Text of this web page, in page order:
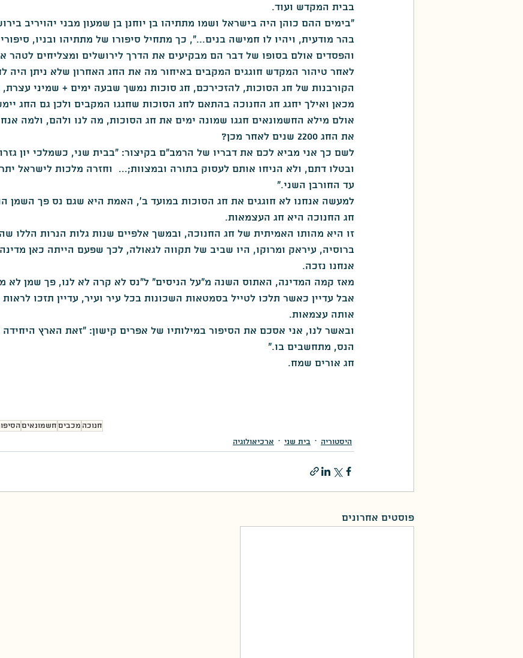
בבית המקדש ועוד.
"בימים ההם כוהן היה בישראל ושמו מתתיהו בן יוחנן בן שמעון מבני יהויריב
בהר מודעית, ויהיו לו חמישה בנים...", כך מתחיל סיפורו של מתתיהו ובניו,
והפסדים אולם בסופו של דבר הם מבקיעים את הדרך לירושלים ומצליחים לטהר
לאחר טיהור המקדש חוגגים המקבים באיחור מה את החג האחרון שלא ניתן היה
הקורבנות של חג הסוכות, להזכירכם, חג סוכות נמשך שבעה ימים + שמיני
מכאן ואילך יחגג חג החנוכה בהתאם לחג הסוכות שחגגו המקבים ולכן גם החג
אולם מילא החשמונאים חגגו שמונה ימים את חג הסוכות, מה לנו ולהם, ולמה
את החג 2200 שנים לאחר מכן?
לשם כך אני מביא לכם את דבריו של הרמב"ם בקיצור: "בבית שני, כשמלכי יון
ובטלו דתם, ולא הניחו אותם לעסוק בתורה ובמצוות;...  וחזרה מלכות לישראל
עד החורבן השני."
למעשה אנחנו לא חוגגים את חג הסוכות במועד ב', האמת היא שגם נס פך השמן
חג החנוכה היא חג העצמאות.
זו היא מהותו האמיתית של חג החנוכה, ובמשך אלפיים שנות גלות הנרות הללו
ברוסיה, עיראק ומרוקו, היו שביב של תקווה לגאולה, לכך שפעם הייתה כאן מדינה
אנחנו נזכה.
מאז קמה המדינה, האתוס השנה מ"על הניסים" ל"נס לא קרה לא לנו, פך שמן לא
אבל עדיין כאשר תלכו לטייל בסמטאות השכונות בכל עיר ועיר, עדיין תזכו לראות
אותה עצמאות.
ובאשר לנו, אני אסכם את הסיפור במילותיו של אפרים קישון: "זאת הארץ
הנס, מתחשבים בו."
חג אורים שמח.
חנוכה מכביםחשמונאים
היסטוריה
בית שני ארכיאולוגיה
פוסטים אחרונים